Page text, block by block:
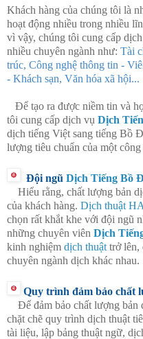
Khách hàng của chúng tôi là
hoạt động nhiều trong nhiều
vì vậy, chúng tôi cung cấp
nhiều chuyên ngành như: Tài
trúc, Công nghệ thông tin -
- Khách sạn, Văn hóa xã hội...
Để tạo ra được niềm tin và
tôi cung cấp dịch vụ Dịch
dịch tiếng Việt sang tiếng Bồ
lượng tiêu chuẩn của một
Đội ngũ Dịch Tiếng Bồ
Hiểu rằng, chất lượng bản
của khách hàng. Dịch thuật
chọn rất khắt khe với đội ngũ
những chuyên viên Dịch
kinh nghiệm dịch thuật trở lên,
chuyên ngành dịch khác nhau.
Quy trình đảm bảo chất
Để đảm bảo chất lượng bản
chặt chẽ quy trình dịch thuật
tài liệu, lập bảng thuật ngữ,